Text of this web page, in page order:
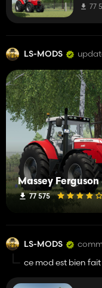
77
LS-MODS
Massey Ferguson
77 575
LS-MODS
ce mod est bien